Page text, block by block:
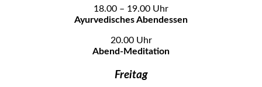
18.00 – 19.00 Uhr
Ayurvedisches Abendessen
20.00 Uhr
Abend-Meditation
Freitag